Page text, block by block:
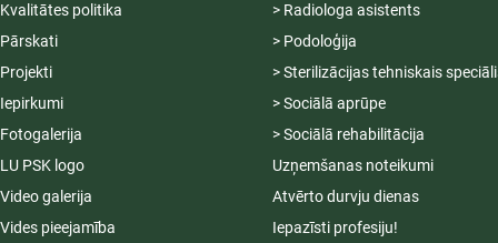
Kvalitātes politika
Pārskati
Projekti
Iepirkumi
Fotogalerija
LU PSK logo
Video galerija
Vides pieejamība
> Radiologa asistents
> Podoloģija
> Sterilizācijas tehniskais
> Sociālā aprūpe
> Sociālā rehabilitācija
Uzņemšanas noteikumi
Atvērto durvju dienas
Iepazīsti profesiju!